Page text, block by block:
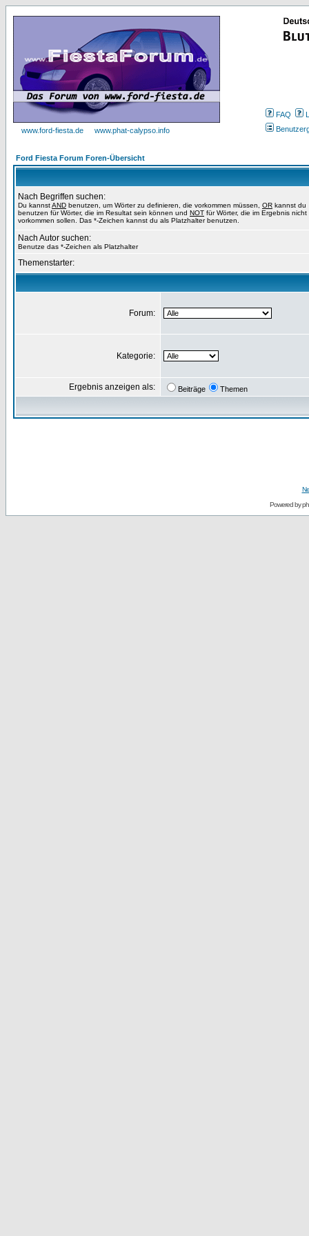
www.ford-fiesta.de www.phat-calypso.info
FAQ
Ford Fiesta Forum Foren-Übersicht
Nach Begriffen suchen:
Du kannstAND benutzen, um Wörter zu definieren, die vorkommen müssen, OR kannst du
benutzen für Wörter, die im Resultat sein können und NOT für Wörter, die im Ergebnis nicht
vorkommen sollen. Das *-Zeichen kannst du als Platzhalter benutzen.
Nach Autor suchen:
Benutze das *-Zeichen als Platzhalter
Themenstarter:
Forum:
Kategorie:
Ergebnis anzeigen als: Beiträge Themen
Powered by